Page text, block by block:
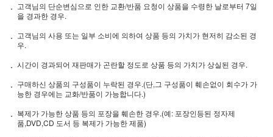
고객님의 단순변심으로 인한 교환/반품 요청이 상품을 수령한 날로부터 7일
을 경과한 경우.
고객님의 사용 또는 일부 소비에 의하여 상품 등의 가치가 현저히 감소된 경
우.
시간이 경과되어 재판매가 곤란할 정도로 상품 등의 가치가 상실된 경우.
구매하신 상품의 구성품이 누락된 경우.(단,그 구성품이 훼손없이 회수가 가
능한 경우에는 교화/반품이 가능합니다.)
복제가 가능한 상품 등의 포장을 훼손한 경우.(예: 포장인등된 정자제
품,DVD,CD 도서 등 복제가 가능한 제품)